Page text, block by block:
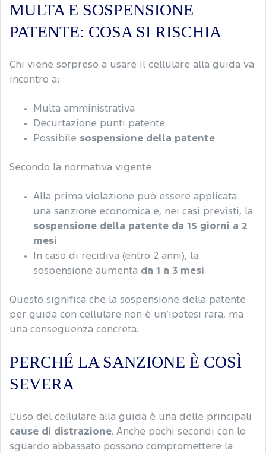
MULTA E SOSPENSIONE
PATENTE: COSA SI RISCHIA
Chi viene sorpreso a usare il cellulare alla guida va
incontro a:
Multa amministrativa
Decurtazione punti patente
Possibile sospensione della patente
Secondo la normativa vigente:
Alla prima violazione può essere applicata
una sanzione economica e, nei casi previsti, la
sospensione della patente da 15 giorni a 2
mesi
In caso di recidiva (entro 2 anni), la
sospensione aumenta da 1 a 3 mesi
Questo significa che la sospensione della patente
per guida con cellulare non è un’ipotesi rara, ma
una conseguenza concreta.
PERCHÉ LA SANZIONE È COSÌ
SEVERA
L’uso del cellulare alla guida è una delle principali
cause di distrazione. Anche pochi secondi con lo
sguardo abbassato possono compromettere la